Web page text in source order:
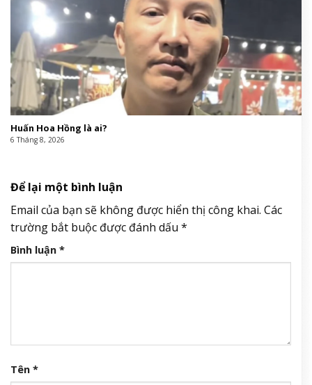
Huấn Hoa Hồng là ai?
6 Tháng 8, 2026
Để lại một bình luận
Email của bạn sẽ không được hiển thị công khai. Các
trường bắt buộc được đánh dấu *
Bình luận *
Tên *